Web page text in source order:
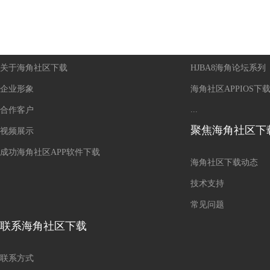
关于海角社区下载
企业形象
合作客户
视频展示
成功海角社区APP软件下载
HJBA8海角论坛系列
海角社区APPIOS下
...
聚焦海角社区下
海角社区下载动态
技术支持
常见问题
联系海角社区下载
联系方式